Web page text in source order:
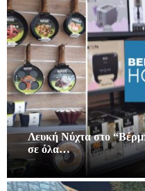
Λευκή Νύχτα στο
σε όλα…